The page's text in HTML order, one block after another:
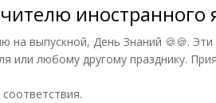
иностранного
на выпускной, День Знаний 🍪🍪.
или любому другому празднику.
соответствия.